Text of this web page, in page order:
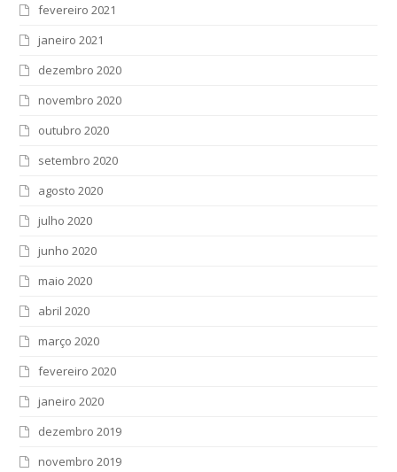
fevereiro 2021
janeiro 2021
dezembro 2020
novembro 2020
outubro 2020
setembro 2020
agosto 2020
julho 2020
junho 2020
maio 2020
abril 2020
março 2020
fevereiro 2020
janeiro 2020
dezembro 2019
novembro 2019